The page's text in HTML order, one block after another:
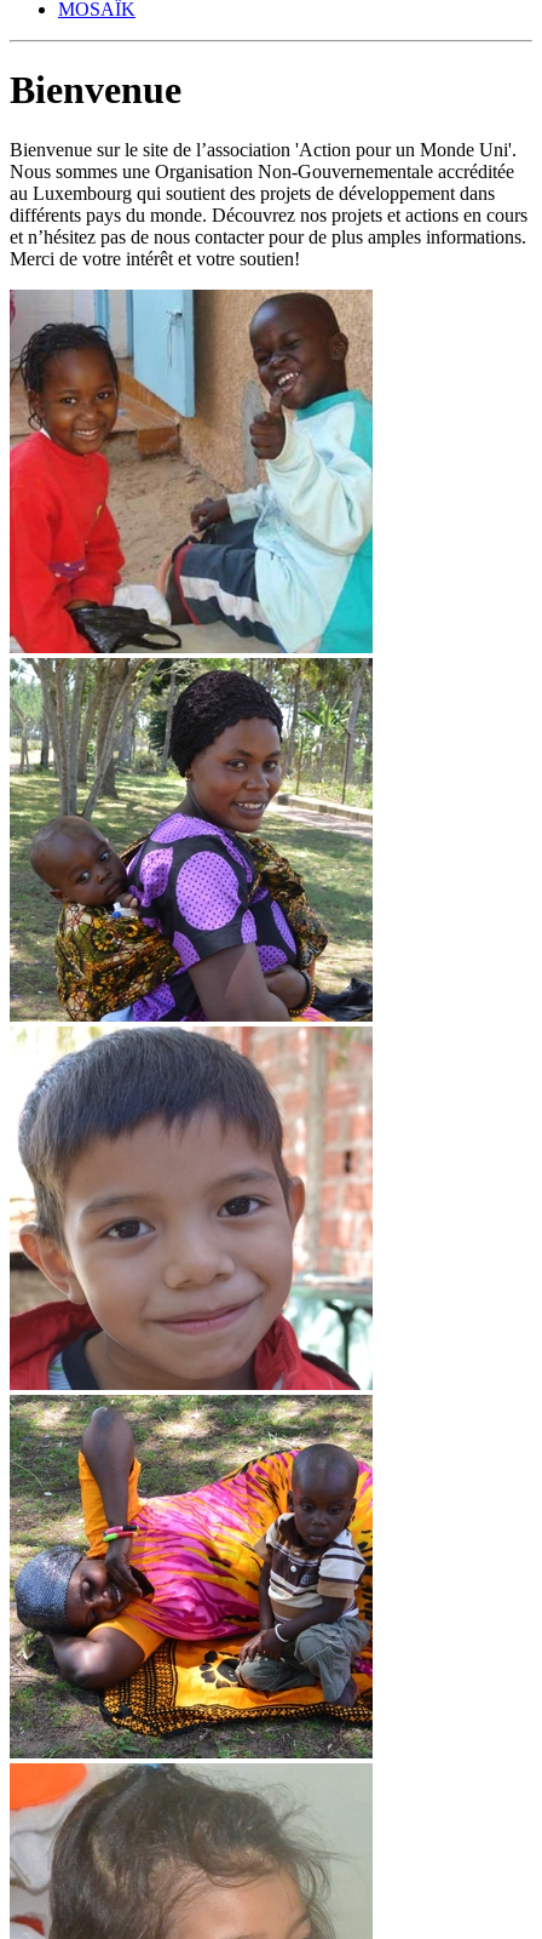
MOSAÏK
Bienvenue
Bienvenue sur le site de l’association 'Action pour un Monde Uni'.
Nous sommes une Organisation Non-Gouvernementale accréditée
au Luxembourg qui soutient des projets de développement dans
différents pays du monde. Découvrez nos projets et actions en cours
et n’hésitez pas de nous contacter pour de plus amples informations.
Merci de votre intérêt et votre soutien!